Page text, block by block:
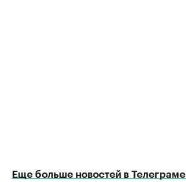
Еще больше новостей в